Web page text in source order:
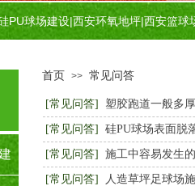
PU球场建设|西安环氧地坪|西安篮球
首页 >> 常见问答
[常见问答] 塑胶跑道一般多
[常见问答] 硅PU球场表面脱
[常见问答] 施工中容易发生
[常见问答] 人造草坪足球场